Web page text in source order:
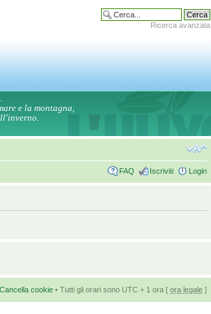
Ricerca avanzata
e la montagna,
FAQ Iscriviti Login
Cancella cookie • Tutti gli orari sono UTC + 1 ora [ ora legale ]